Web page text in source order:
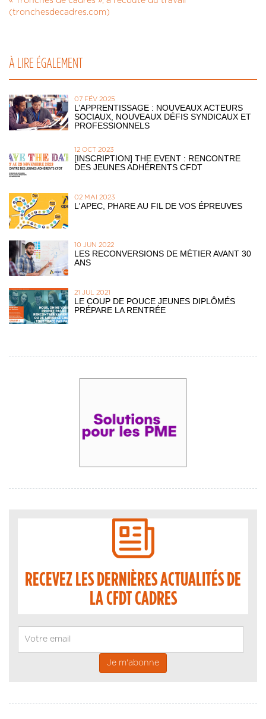
(tronchesdecadres.com)
À LIRE ÉGALEMENT
07 FÉV 2025
L’APPRENTISSAGE : NOUVEAUX ACTEURS
SOCIAUX, NOUVEAUX DÉFIS SYNDICAUX ET
PROFESSIONNELS
12 OCT 2023
[INSCRIPTION] THE EVENT : RENCONTRE
DES JEUNES ADHÉRENTS CFDT
02 MAI 2023
L'APEC, PHARE AU FIL DE VOS ÉPREUVES
10 JUN 2022
LES RECONVERSIONS DE MÉTIER AVANT 30
ANS
21 JUL 2021
LE COUP DE POUCE JEUNES DIPLÔMÉS
PRÉPARE LA RENTRÉE
RECEVEZ LES DERNIÈRES ACTUALITÉS DE
LA CFDT CADRES